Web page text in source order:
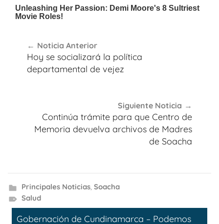
de
entradas
Noticia Anterior
Hoy se socializará la política
departamental de vejez
Siguiente Noticia
Continúa trámite para que Centro de
Memoria devuelva archivos de Madres
de Soacha
Principales Noticias, Soacha
Salud
Gobernación de Cundinamarca – Podemos